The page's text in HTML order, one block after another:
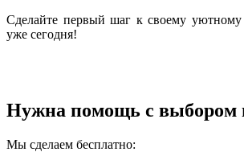
Сделайте первый шаг к своему уютному
уже сегодня!
Нужна помощь с выбором
Мы сделаем бесплатно: